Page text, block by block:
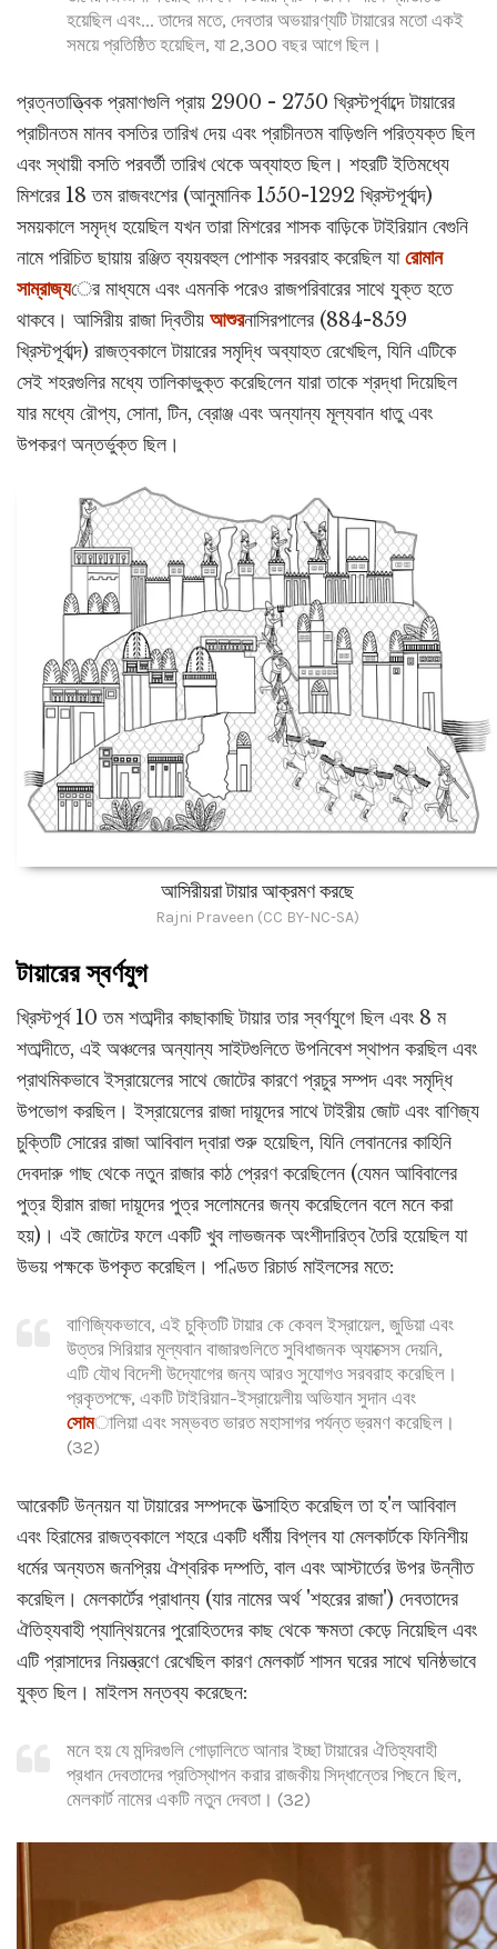
হয়েছিল এবং... তাদের মতে, দেবতার অভয়ারণ্যটি টায়ারের মতো একই
সময়ে প্রতিষ্ঠিত হয়েছিল, যা 2,300 বছর আগে ছিল।
প্রত্নতাত্ত্বিক প্রমাণগুলি প্রায় 2900 - 2750 খ্রিস্টপূর্বাব্দে টায়ারের
প্রাচীনতম মানব বসতির তারিখ দেয় এবং প্রাচীনতম বাড়িগুলি পরিত্যক্ত ছিল
এবং স্থায়ী বসতি পরবর্তী তারিখ থেকে অব্যাহত ছিল। শহরটি ইতিমধ্যে
মিশরের 18 তম রাজবংশের (আনুমানিক 1550-1292 খ্রিস্টপূর্বাব্দ)
সময়কালে সমৃদ্ধ হয়েছিল যখন তারা মিশরের শাসক বাড়িকে টাইরিয়ান বেগুনি
নামে পরিচিত ছায়ায় রঞ্জিত ব্যয়বহুল পোশাক সরবরাহ করেছিল যারোমান
সাম্রাজ্যের মাধ্যমে এবং এমনকি পরেও রাজপরিবারের সাথে যুক্ত হতে
থাকবে। আসিরীয় রাজা দ্বিতীয় আশুরনাসিরপালের (884-859
খ্রিস্টপূর্বাব্দ) রাজত্বকালে টায়ারের সমৃদ্ধি অব্যাহত রেখেছিল, যিনি এটিকে
সেই শহরগুলির মধ্যে তালিকাভুক্ত করেছিলেন যারা তাকে শ্রদ্ধা দিয়েছিল
যার মধ্যে রৌপ্য, সোনা, টিন, ব্রোঞ্জ এবং অন্যান্য মূল্যবান ধাতু এবং
উপকরণ অন্তর্ভুক্ত ছিল।
আসিরীয়রা টায়ার আক্রমণ করছে
Rajni Praveen (CC BY-NC-SA)
টায়ারের স্বর্ণযুগ
খ্রিস্টপূর্ব 10 তম শতাব্দীর কাছাকাছি টায়ার তার স্বর্ণযুগে ছিল এবং 8 ম
শতাব্দীতে, এই অঞ্চলের অন্যান্য সাইটগুলিতে উপনিবেশ স্থাপন করছিল এবং
প্রাথমিকভাবে ইস্রায়েলের সাথে জোটের কারণে প্রচুর সম্পদ এবং সমৃদ্ধি
উপভোগ করছিল। ইস্রায়েলের রাজা দায়ূদের সাথে টাইরীয় জোট এবং বাণিজ্য
চুক্তিটি সোরের রাজা আবিবাল দ্বারা শুরু হয়েছিল, যিনি লেবাননের কাহিনি
দেবদারু গাছ থেকে নতুন রাজার কাঠ প্রেরণ করেছিলেন (যেমন আবিবালের
পুত্র হীরাম রাজা দায়ূদের পুত্র সলোমনের জন্য করেছিলেন বলে মনে করা
হয়)। এই জোটের ফলে একটি খুব লাভজনক অংশীদারিত্ব তৈরি হয়েছিল যা
উভয় পক্ষকে উপকৃত করেছিল। পণ্ডিত রিচার্ড মাইলসের মতে:
বাণিজ্যিকভাবে, এই চুক্তিটি টায়ার কে কেবল ইস্রায়েল, জুডিয়া এবং
উত্তর সিরিয়ার মূল্যবান বাজারগুলিতে সুবিধাজনক অ্যাক্সেস দেয়নি,
এটি যৌথ বিদেশী উদ্যোগের জন্য আরও সুযোগও সরবরাহ করেছিল।
প্রকৃতপক্ষে, একটি টাইরিয়ান-ইস্রায়েলীয় অভিযান সুদান এবং
সোমালিয়া এবং সম্ভবত ভারত মহাসাগর পর্যন্ত ভ্রমণ করেছিল।
(32)
আরেকটি উন্নয়ন যা টায়ারের সম্পদকে উত্সাহিত করেছিল তা হ'ল আবিবাল
এবং হিরামের রাজত্বকালে শহরে একটি ধর্মীয় বিপ্লব যা মেলকার্টকে ফিনিশীয়
ধর্মের অন্যতম জনপ্রিয় ঐশ্বরিক দম্পতি, বাল এবং আস্টার্তের উপর উন্নীত
করেছিল। মেলকার্টের প্রাধান্য (যার নামের অর্থ 'শহরের রাজা') দেবতাদের
ঐতিহ্যবাহী প্যান্থিয়নের পুরোহিতদের কাছ থেকে ক্ষমতা কেড়ে নিয়েছিল এবং
এটি প্রাসাদের নিয়ন্ত্রণে রেখেছিল কারণ মেলকার্ট শাসন ঘরের সাথে ঘনিষ্ঠভাবে
যুক্ত ছিল। মাইলস মন্তব্য করেছেন:
মনে হয় যে মন্দিরগুলি গোড়ালিতে আনার ইচ্ছা টায়ারের ঐতিহ্যবাহী
প্রধান দেবতাদের প্রতিস্থাপন করার রাজকীয় সিদ্ধান্তের পিছনে ছিল,
মেলকার্ট নামের একটি নতুন দেবতা। (32)